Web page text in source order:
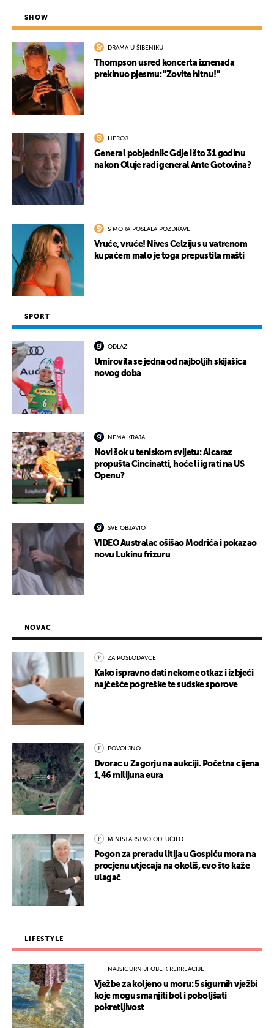
SHOW
DRAMA U ŠIBENIKU
Thompson usred koncerta iznenada
prekinuo pjesmu: "Zovite hitnu!"
HEROJ
General pobjednik: Gdje i što 31 godinu
nakon Oluje radi general Ante Gotovina?
S MORA POSLALA POZDRAVE
Vruće, vruće! Nives Celzijus u vatrenom
kupaćem malo je toga prepustila mašti
SPORT
ODLAZI
Umirovila se jedna od najboljih skijašica
novog doba
NEMA KRAJA
Novi šok u teniskom svijetu: Alcaraz
propušta Cincinatti, hoće li igrati na US
Openu?
SVE OBJAVIO
VIDEO Australac ošišao Modrića i pokazao
novu Lukinu frizuru
NOVAC
ZA POSLODAVCE
Kako ispravno dati nekome otkaz i izbjeći
najčešće pogreške te sudske sporove
POVOLJNO
Dvorac u Zagorju na aukciji. Početna cijena
1,46 milijuna eura
MINISTARSTVO ODLUČILO
Pogon za preradu litija u Gospiću mora na
procjenu utjecaja na okoliš, evo što kaže
ulagač
LIFESTYLE
NAJSIGURNIJI OBLIK REKREACIJE
Vježbe za koljeno u moru: 5 sigurnih vježbi
koje mogu smanjiti bol i poboljšati
pokretljivost